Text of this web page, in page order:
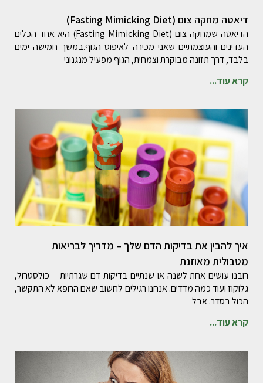
דיאטה מחקה צום (Fasting Mimicking Diet)
הדיאטה שמחקה צום (Fasting Mimicking Diet) היא אחד הכלים
העדינים והעוצמתיים שאני מכירה לאיפוס הגוף.במשך חמישה ימים
בלבד, דרך תזונה מבוקרת וצמחית, הגוף מפעיל מנגנוני
קרא עוד...
איך להבין את בדיקות הדם שלך – מדריך לבריאות
מטבולית מאוזנת
רובנו עושים אחת לשנה או שנתיים בדיקות דם שגרתיות – כולסטרול,
גלוקוז ועוד כמה מדדים. אנחנו רגילים לחשוב שאם הרופא לא התקשר,
הכול בסדר. אבל
קרא עוד...